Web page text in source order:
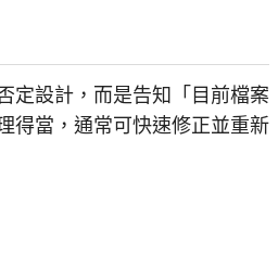
定設計，而是告知「目前檔案
得當，通常可快速修正並重新